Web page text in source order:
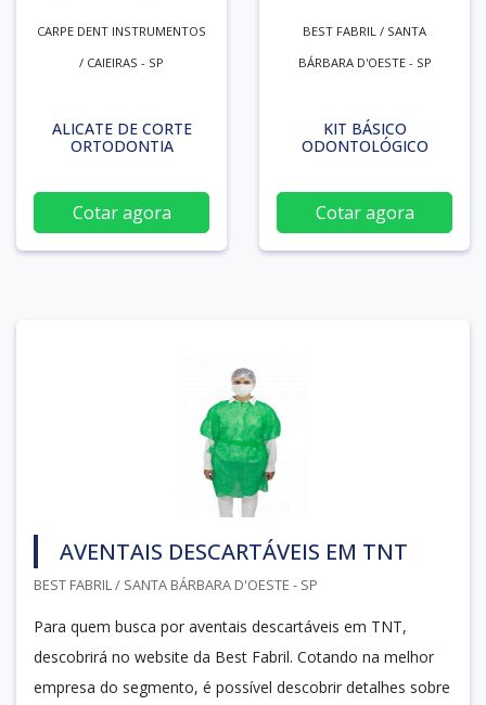
CARPE DENT INSTRUMENTOS
/ CAIEIRAS - SP
ALICATE DE CORTE
ORTODONTIA
Cotar agora
BEST FABRIL / SANTA
BÁRBARA D'OESTE - SP
KIT BÁSICO
ODONTOLÓGICO
Cotar agora
AVENTAIS DESCARTÁVEIS EM TNT
BEST FABRIL / SANTA BÁRBARA D'OESTE - SP
Para quem busca por aventais descartáveis em TNT,
descobrirá no website da Best Fabril. Cotando na melhor
empresa do segmento, é possível descobrir detalhes sobre